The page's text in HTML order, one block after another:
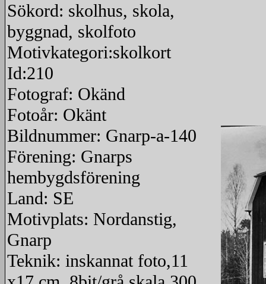
Sökord: skolhus, skola,
byggnad, skolfoto
Motivkategori:skolkort
Id:210
Fotograf: Okänd
Fotoår: Okänt
Bildnummer: Gnarp-a-140
Förening: Gnarps
hembygdsförening
Land: SE
Motivplats: Nordanstig,
Gnarp
Teknik: inskannat foto,11